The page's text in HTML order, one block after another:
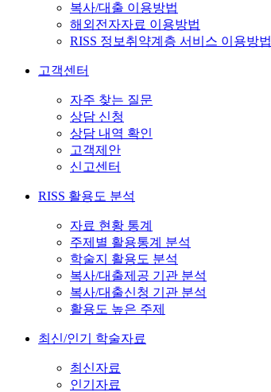
복사/대출 이용방법
해외전자자료 이용방법
RISS 정보취약계층 서비스 이용방법
고객센터
자주 찾는 질문
상담 신청
상담 내역 확인
고객제안
신고센터
RISS 활용도 분석
자료 현황 통계
주제별 활용통계 분석
학술지 활용도 분석
복사/대출제공 기관 분석
복사/대출신청 기관 분석
활용도 높은 주제
최신/인기 학술자료
최신자료
인기자료